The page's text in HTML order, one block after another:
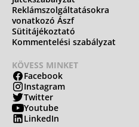
Reklámszolgáltatásokra
vonatkozó Ászf
Sütitájékoztató
Kommentelési szabályzat
KÖVESS MINKET
Facebook
Instagram
Twitter
Youtube
LinkedIn